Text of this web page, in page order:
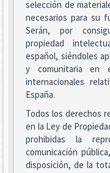
selección de
necesarios para su
Serán, por
propiedad
español, siéndoles
y comunitaria en
internacionales
España.
Todos los derechos
en la Ley de
prohibidas la
comunicación
disposición, de la